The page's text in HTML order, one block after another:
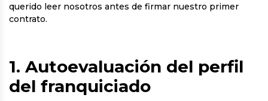
querido leer nosotros antes de firmar nuestro primer
contrato.
1. Autoevaluación del perfil
del franquiciado